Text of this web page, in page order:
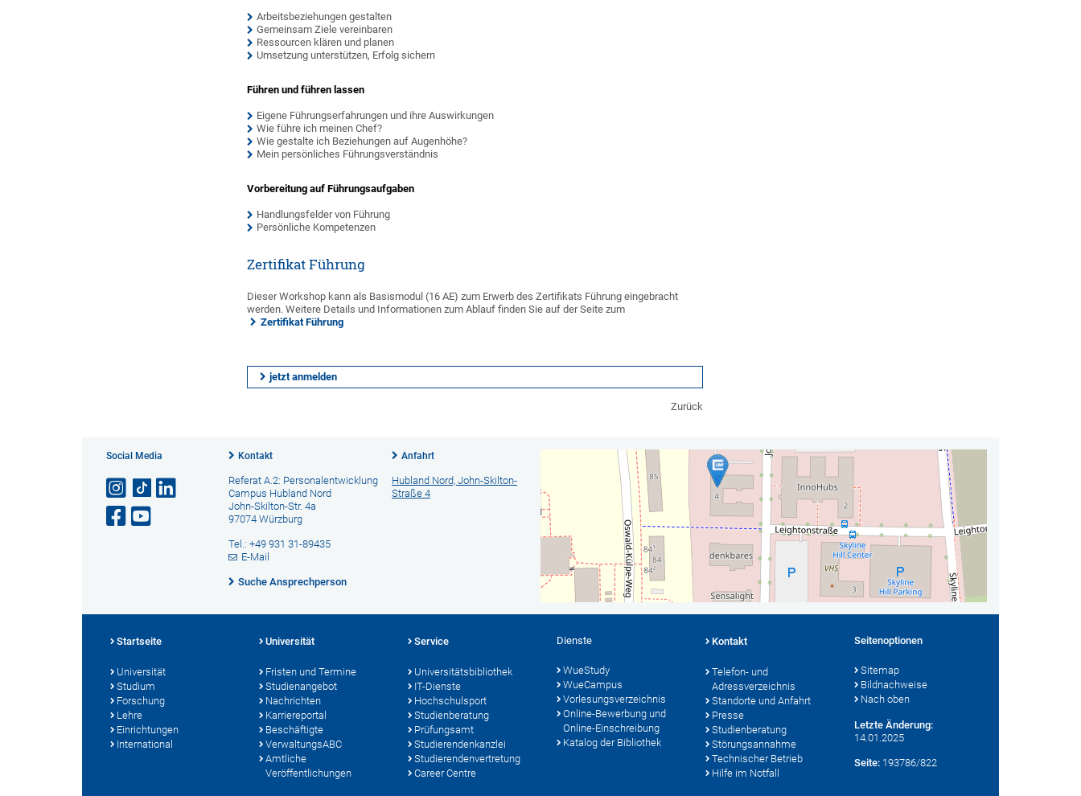
Arbeitsbeziehungen gestalten
Gemeinsam Ziele vereinbaren
Ressourcen klären und planen
Umsetzung unterstützen, Erfolg sichern
Führen und führen lassen
Eigene Führungserfahrungen und ihre Auswirkungen
Wie führe ich meinen Chef?
Wie gestalte ich Beziehungen auf Augenhöhe?
Mein persönliches Führungsverständnis
Vorbereitung auf Führungsaufgaben
Handlungsfelder von Führung
Persönliche Kompetenzen
Zertifikat Führung
Dieser Workshop kann als Basismodul (16 AE) zum Erwerb des Zertifikats Führung eingebracht
werden. Weitere Details und Informationen zum Ablauf finden Sie auf der Seite zum
Zertifikat Führung
jetzt anmelden
Zurück
Social Media Kontakt
Referat A.2: Personalentwicklung
Campus Hubland Nord
John-Skilton-Str. 4a
97074 Würzburg
Tel.: +49 931 31-89435
E-Mail
Suche Ansprechperson
Anfahrt
Hubland Nord, John-Skilton-
Straße 4
Startseite
Universität
Studium
Forschung
Lehre
Einrichtungen
International
Universität
Fristen und Termine
Studienangebot
Nachrichten
Karriereportal
Beschäftigte
VerwaltungsABC
Amtliche
Veröffentlichungen
Service
Universitätsbibliothek
IT-Dienste
Hochschulsport
Studienberatung
Prüfungsamt
Studierendenkanzlei
Studierendenvertretung
Career Centre
Dienste
WueStudy
WueCampus
Vorlesungsverzeichnis
Online-Bewerbung und
Online-Einschreibung
Katalog der Bibliothek
Kontakt
Telefon- und
Adressverzeichnis
Standorte und Anfahrt
Presse
Studienberatung
Störungsannahme
Technischer Betrieb
Hilfe im Notfall
Seitenoptionen
Sitemap
Bildnachweise
Nach oben
Letzte Änderung:
14.01.2025
Seite: 193786/822